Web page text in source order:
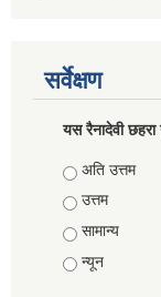
सर्वेक्षण
यस रैनादेवी छहरा
Choices
अति उत्तम
उत्तम
सामान्य
न्यून